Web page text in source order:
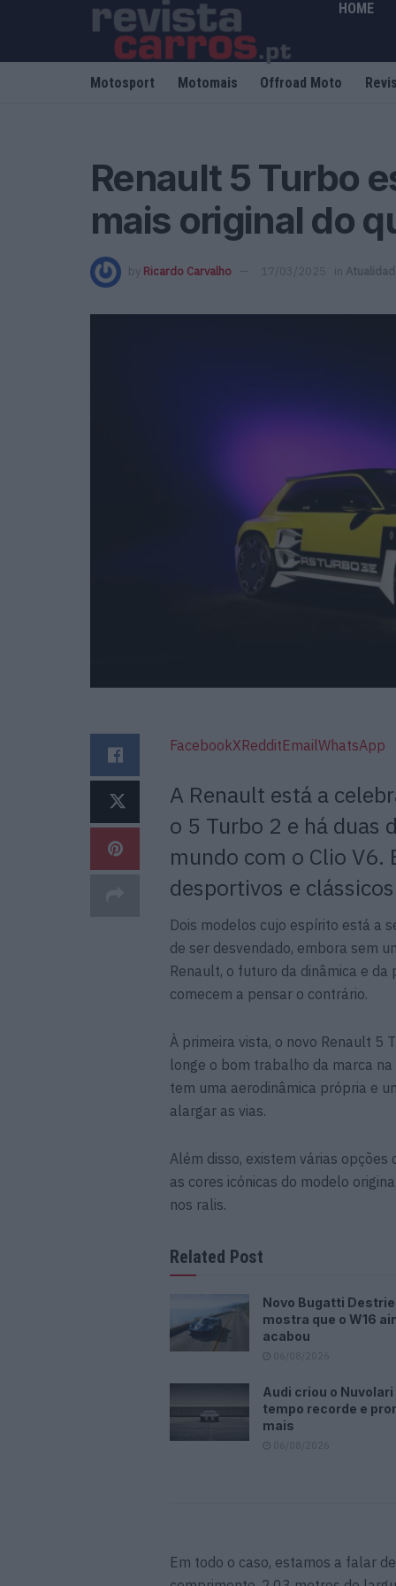
HOME
Motosport Motomais Offroad Moto
Renault 5 Turbo
mais original do
by Ricardo Carvalho 17/03/2025 in
FacebookXRedditEmailWhatsApp
A Renault está a
o 5 Turbo 2 e há duas
mundo com o Clio V6.
desportivos e
Dois modelos cujo espírito está a
de ser desvendado, embora sem
Renault, o futuro da dinâmica e
comecem a pensar o contrário.
À primeira vista, o novo Renault 5
longe o bom trabalho da marca
tem uma aerodinâmica própria e
alargar as vias.
Além disso, existem várias
as cores icónicas do modelo
nos ralis.
Related Post
Novo Bugatti
mostra que o W16
acabou
Audi criou o Nuvolari
tempo recorde e
mais
Em todo o caso, estamos a falar